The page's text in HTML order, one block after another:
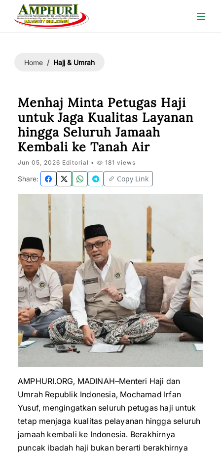
Home Hajj & Umrah
Menhaj Minta Petugas Haji
untuk Jaga Kualitas Layanan
hingga Seluruh Jamaah
Kembali ke Tanah Air
Jun 05, 2026 Editorial • 181 views
Share: Copy Link
AMPHURI.ORG, MADINAH–Menteri Haji dan
Umrah Republik Indonesia, Mochamad Irfan
Yusuf, mengingatkan seluruh petugas haji untuk
tetap menjaga kualitas pelayanan hingga seluruh
jamaah kembali ke Indonesia. Berakhirnya
puncak ibadah haji bukan berarti berakhirnya